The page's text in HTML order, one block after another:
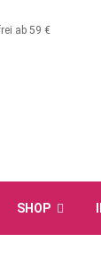
ab 59 €
SHOP